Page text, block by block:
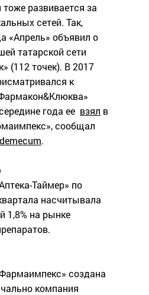
развивается за
сетей. Так,
«Апрель» объявил о
татарской сети
(112 точек). В 2017
к
года ее взял в
сообщал
.
Таймер» по
насчитывала
1,8% на рынке
создана
компания